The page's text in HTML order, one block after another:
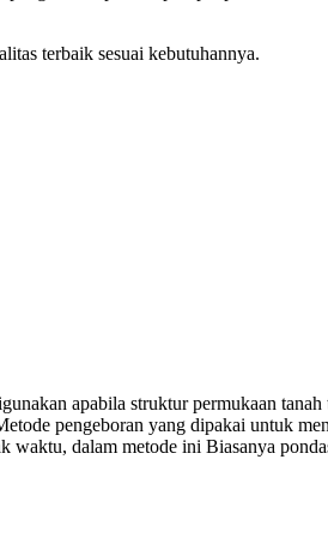
terbaik sesuai kebutuhannya.
apabila struktur permukaan
pengeboran yang dipakai untuk
dalam metode ini Biasanya